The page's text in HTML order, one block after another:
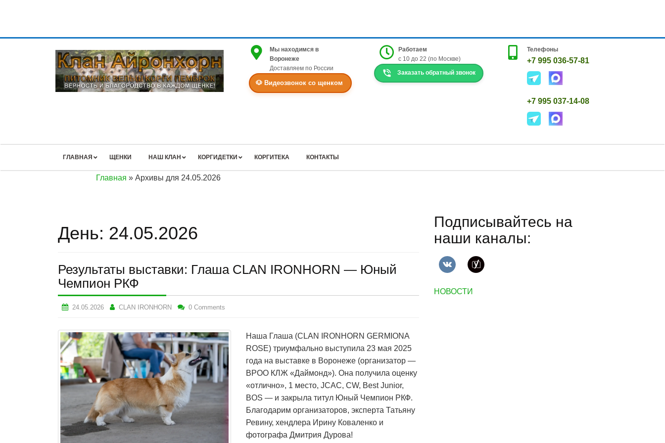
Мы находимся в
Воронеже
Доставляем по России
🐶 Видеозвонок со щенком
Работаем
с 10 до 22 (по Москве)
Заказать обратный звонок
Телефоны
+7 995 036-57-81
+7 995 037-14-08
ГЛАВНАЯ ЩЕНКИ НАШ КЛАН КОРГИДЕТКИ КОРГИТЕКА КОНТАКТЫ
Главная »Архивы для 24.05.2026
День: 24.05.2026
Результаты выставки: Глаша CLAN IRONHORN — Юный
Чемпион РКФ
24.05.2026 CLAN IRONHORN 0 Comments
Наша Глаша (CLAN IRONHORN GERMIONA
ROSE) триумфально выступила 23 мая 2025
года на выставке в Воронеже (организатор —
ВРОО КЛЖ «Даймонд»). Она получила оценку
«отлично», 1 место, JCAC, CW, Best Junior,
BOS — и закрыла титул Юный Чемпион РКФ.
Благодарим организаторов, эксперта Татьяну
Ревину, хендлера Ирину Коваленко и
фотографа Дмитрия Дурова!
Подписывайтесь на
наши каналы:
НОВОСТИ